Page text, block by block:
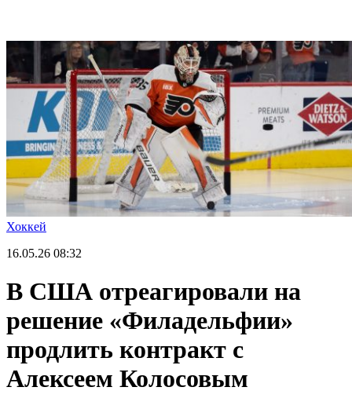
Хоккей
16.05.26 08:32
В США отреагировали на
решение «Филадельфии»
продлить контракт с
Алексеем Колосовым